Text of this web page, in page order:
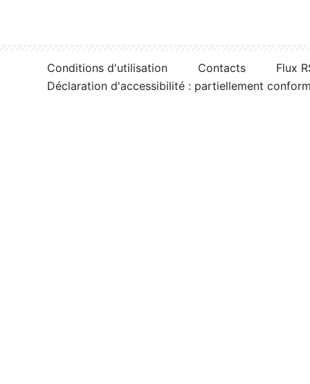
Conditions d'utilisation Contacts
Flux
Déclaration d'accessibilité : partiellement